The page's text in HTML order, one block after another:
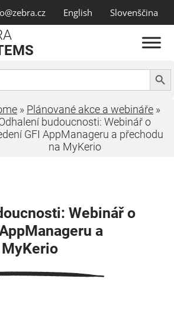
English Slovenščina
Search
» Plánované akce a webináře »
budoucnosti: Webinář o
GFI AppManageru a přechodu
na MyKerio
Webinář o
a